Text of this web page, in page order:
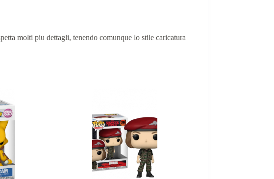
molti piu dettagli, tenendo comunque lo stile caricatura